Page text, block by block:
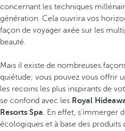
concernant les techniques
génération. Cela ouvrira vos
façon de voyager axée sur les
beauté.
Mais il existe de nombreuses
quiétude; vous pouvez vous offrir
les recoins les plus inspirants de
se confond avec les Royal
Resorts Spa. En effet, s'immerger
écologiques et à base des produits